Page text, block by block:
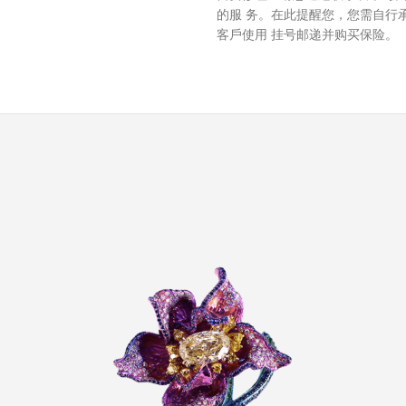
的服 务。在此提醒您，您需⾃⾏
客 ⼾使⽤ 挂号邮递并购买保险。